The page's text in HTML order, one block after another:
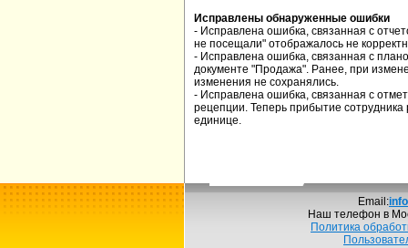
Исправлены обнаруженные ошибки
- Исправлена ошибка, связанная с
не посещали" отображалось не
- Исправлена ошибка, связанная с
документе "Продажа". Ранее, при
изменения не сохранялись.
- Исправлена ошибка, связанная с
рецепции. Теперь прибытие сотрудника
единице.
Email:
Наш телефон в
Политика